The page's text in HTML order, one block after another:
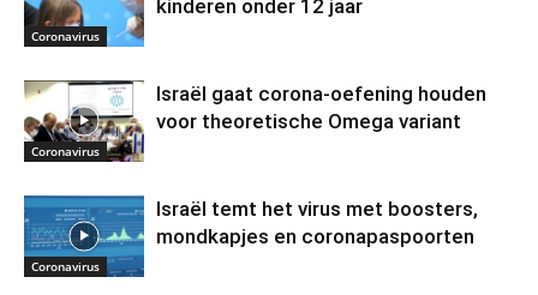
Coronavirus
kinderen onder 12 jaar
Coronavirus
Israël gaat corona-oefening houden
voor theoretische Omega variant
Coronavirus
Israël temt het virus met boosters,
mondkapjes en coronapaspoorten